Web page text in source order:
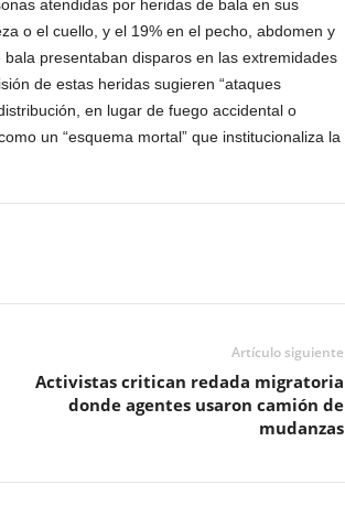
atendidas por heridas de bala en sus
o el cuello, y el 19% en el pecho, abdomen y
presentaban disparos en las extremidades
de estas heridas sugieren “ataques
en lugar de fuego accidental o
un “esquema mortal” que institucionaliza la
Artículo siguiente
Activistas critican redada migratoria
donde agentes usaron camión de
mudanzas